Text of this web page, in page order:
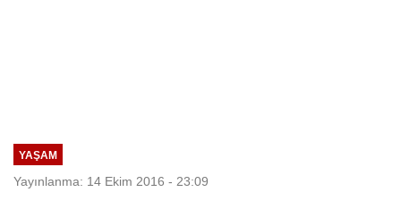
YAŞAM
Yayınlanma: 14 Ekim 2016 - 23:09